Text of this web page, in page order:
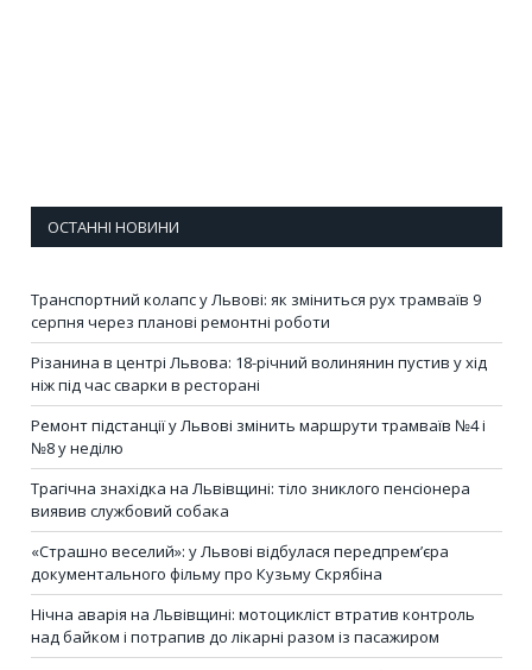
ОСТАННІ НОВИНИ
Транспортний колапс у Львові: як зміниться рух трамваїв 9
серпня через планові ремонтні роботи
Різанина в центрі Львова: 18-річний волинянин пустив у хід
ніж під час сварки в ресторані
Ремонт підстанції у Львові змінить маршрути трамваїв №4 і
№8 у неділю
Трагічна знахідка на Львівщині: тіло зниклого пенсіонера
виявив службовий собака
«Страшно веселий»: у Львові відбулася передпрем’єра
документального фільму про Кузьму Скрябіна
Нічна аварія на Львівщині: мотоцикліст втратив контроль
над байком і потрапив до лікарні разом із пасажиром